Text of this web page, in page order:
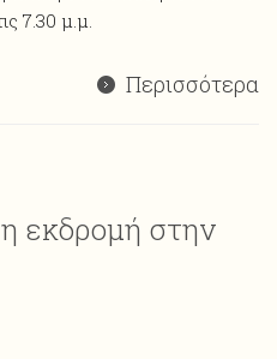
7.30 μ.μ.
Περισσότερα
εκδρομή στην